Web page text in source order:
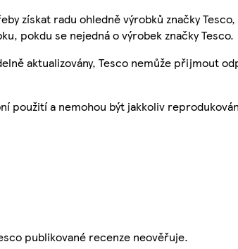
získat radu ohledně výrobků značky
pokdu se nejedná o výrobek značky Tesco.
aktualizovány, Tesco nemůže přijmout
použití a nemohou být jakkoliv
publikované recenze neověřuje.